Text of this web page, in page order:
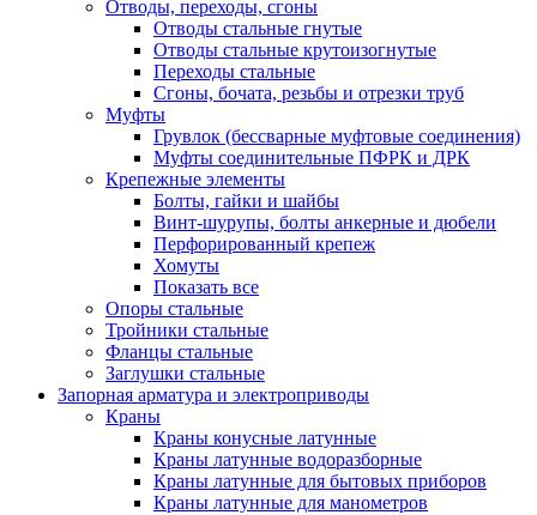
Отводы, переходы, сгоны
Отводы стальные гнутые
Отводы стальные крутоизогнутые
Переходы стальные
Сгоны, бочата, резьбы и отрезки труб
Муфты
Грувлок (бессварные муфтовые соединения)
Муфты соединительные ПФРК и ДРК
Крепежные элементы
Болты, гайки и шайбы
Винт-шурупы, болты анкерные и дюбели
Перфорированный крепеж
Хомуты
Показать все
Опоры стальные
Тройники стальные
Фланцы стальные
Заглушки стальные
Запорная арматура и электроприводы
Краны
Краны конусные латунные
Краны латунные водоразборные
Краны латунные для бытовых приборов
Краны латунные для манометров